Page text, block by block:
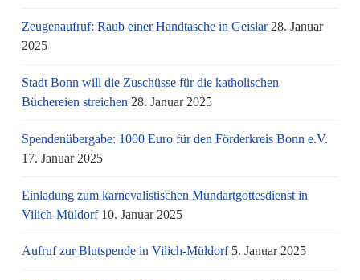
Zeugenaufruf: Raub einer Handtasche in Geislar 28. Januar
2025
Stadt Bonn will die Zuschüsse für die katholischen
Büchereien streichen 28. Januar 2025
Spendenübergabe: 1000 Euro für den Förderkreis Bonn e.V.
17. Januar 2025
Einladung zum karnevalistischen Mundartgottesdienst in
Vilich-Müldorf 10. Januar 2025
Aufruf zur Blutspende in Vilich-Müldorf 5. Januar 2025